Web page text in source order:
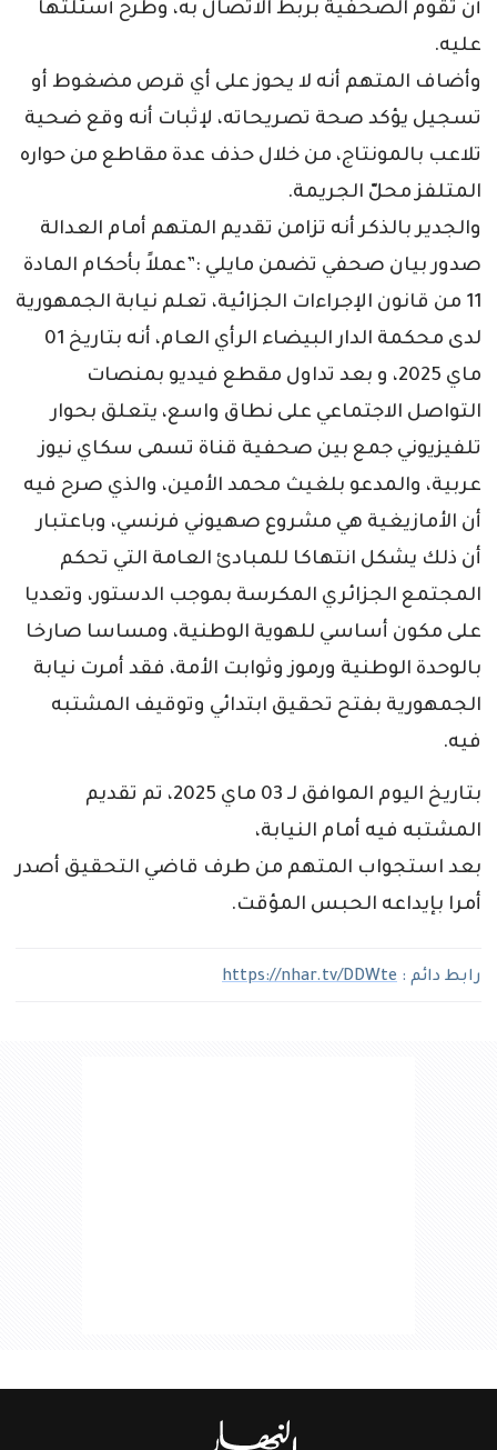
أن تقوم الصحفية بربط الاتصال به، وطرح أسئلتها
عليه.
وأضاف المتهم أنه لا يحوز على أي قرص مضغوط أو
تسجيل يؤكد صحة تصريحاته، لإثبات أنه وقع ضحية
تلاعب بالمونتاج، من خلال حذف عدة مقاطع من حواره
المتلفز محلّ الجريمة.
والجدير بالذكر أنه تزامن تقديم المتهم أمام العدالة
صدور بيان صحفي تضمن مايلي :”عملاً بأحكام المادة
11 من قانون الإجراءات الجزائية، تعلم نيابة الجمهورية
لدى محكمة الدار البيضاء الرأي العام، أنه بتاريخ 01
ماي 2025، و بعد تداول مقطع فيديو بمنصات
التواصل الاجتماعي على نطاق واسع، يتعلق بحوار
تلفيزيوني جمع بين صحفية قناة تسمى سكاي نيوز
عربية، والمدعو بلغيث محمد الأمين، والذي صرح فيه
أن الأمازيغية هي مشروع صهيوني فرنسي، وباعتبار
أن ذلك يشكل انتهاكا للمبادئ العامة التي تحكم
المجتمع الجزائري المكرسة بموجب الدستور، وتعديا
على مكون أساسي للهوية الوطنية، ومساسا صارخا
بالوحدة الوطنية ورموز وثوابت الأمة، فقد أمرت نيابة
الجمهورية بفتح تحقيق ابتدائي وتوقيف المشتبه
فيه.
بتاريخ اليوم الموافق لـ 03 ماي 2025، تم تقديم
المشتبه فيه أمام النيابة،
بعد استجواب المتهم من طرف قاضي التحقيق أصدر
أمرا بإيداعه الحبس المؤقت.
رابط دائم : https://nhar.tv/DDWte